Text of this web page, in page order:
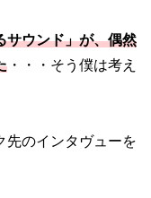
サウンド」が、偶然
・・・そう僕は考え
先のインタヴューを